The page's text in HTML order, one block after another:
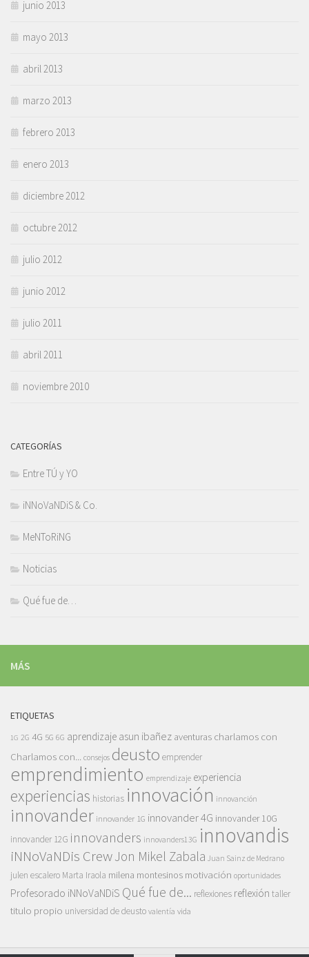
junio 2013
mayo 2013
abril 2013
marzo 2013
febrero 2013
enero 2013
diciembre 2012
octubre 2012
julio 2012
junio 2012
julio 2011
abril 2011
noviembre 2010
CATEGORÍAS
Entre TÚ y YO
iNNoVaNDiS & Co.
MeNToRiNG
Noticias
Qué fue de…
MÁS
ETIQUETAS
1G 2G 4G 5G 6G aprendizaje asun ibañez aventuras charlamos con
Charlamos con... consejos deusto emprender
emprendimiento emprendizaje experiencia
experiencias historias innovación innovanción
innovander innovander 1G innovander 4G innovander 10G
innovander 12G innovanders innovanders13G innovandis
iNNoVaNDis CrewJon Mikel Zabala Juan Sainz de Medrano
julen escalero Marta Iraola milena montesinos motivación oportunidades
Profesorado iNNoVaNDiS Qué fue de... reflexiones reflexión taller
titulo propio universidad de deusto valentía vida